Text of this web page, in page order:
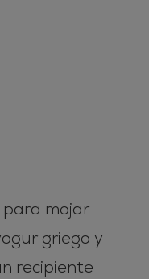
mojar
griego y
recipiente